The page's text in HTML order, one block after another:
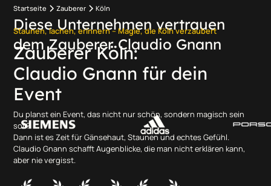
Startseite Zauberer Köln
Staunen, lachen, erinnern – Magie, die Köln verzaubert
Zauberer Köln:
Claudio Gnann für dein
Event
Du planst ein Event, das nicht nur schön, sondern magisch sein
soll?
Dann ist es Zeit für Gänsehaut, Staunen und echtes Gefühl.
Claudio Gnann schafft Augenblicke, die man nicht erklären kann,
aber nie vergisst.
Diese Unternehmen vertrauen
dem Zauberer Claudio Gnann